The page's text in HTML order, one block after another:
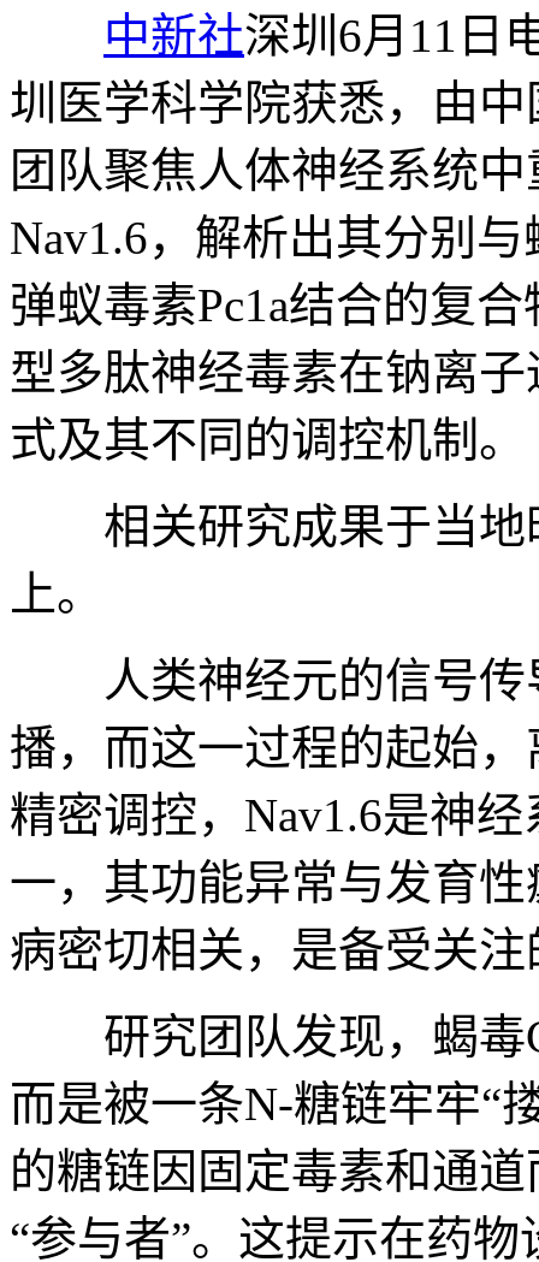
中新社深圳6月11日
圳医学科学院获悉，由
团队聚焦人体神经系统
Nav1.6，解析出其分别
弹蚁毒素Pc1a结合的复
型多肽神经毒素在钠离
式及其不同的调控机制。
相关研究成果于当地
上。
人类神经元的信号传
播，而这一过程的起始
精密调控，Nav1.6是神
一，其功能异常与发育
病密切相关，是备受关
研究团队发现，蝎毒
而是被一条N-糖链牢牢“
的糖链因固定毒素和通
“参与者”。这提示在药